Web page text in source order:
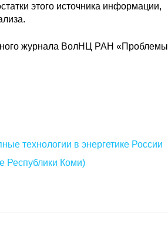
этого источника информации,
журнала ВолНЦ РАН «Проблемы
технологии в энергетике России
Республики Коми)